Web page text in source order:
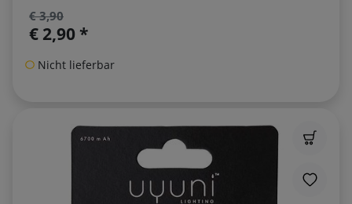
€ 3,90
€ 2,90 *
Nicht lieferbar